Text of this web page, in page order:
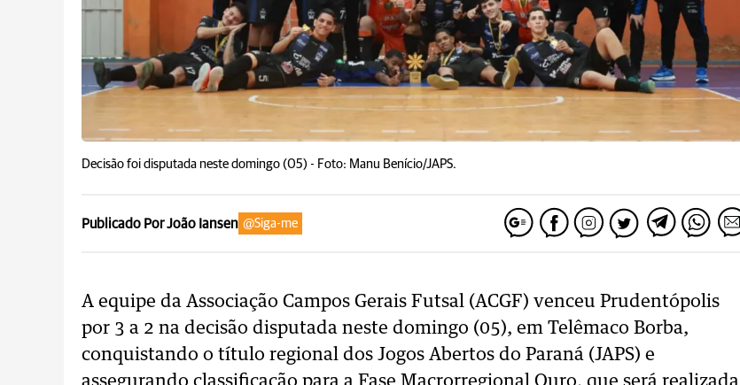
Decisão foi disputada neste domingo (05) - Foto: Manu Benício/JAPS.
Publicado Por João Iansen @Siga-me
A equipe da Associação Campos Gerais Futsal (ACGF) venceu Prudentópolis
por 3 a 2 na decisão disputada neste domingo (05), em Telêmaco Borba,
conquistando o título regional dos Jogos Abertos do Paraná (JAPS) e
assegurando classificação para a Fase Macrorregional Ouro, que será realizada